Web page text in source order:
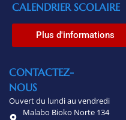
CALENDRIER SCOLAIRE
Plus d'informations
CONTACTEZ-
NOUS
Ouvert du lundi au vendredi
Malabo Bioko Norte 134